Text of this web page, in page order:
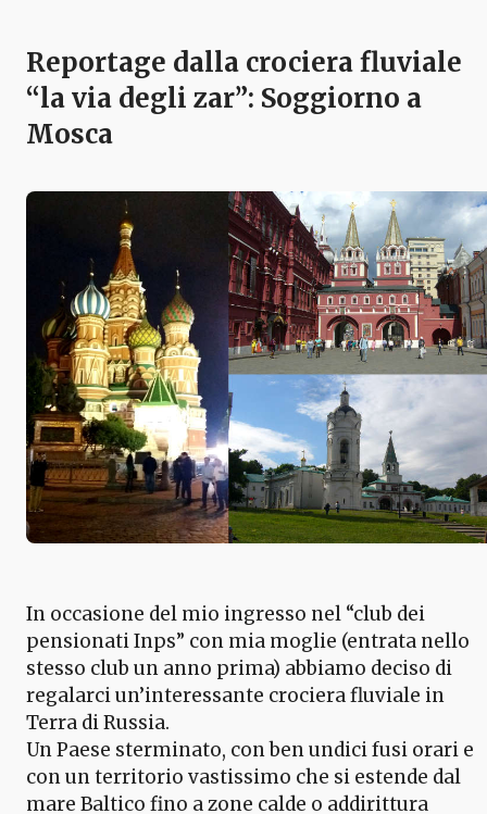
Reportage dalla crociera fluviale
“la via degli zar”: Soggiorno a
Mosca
In occasione del mio ingresso nel “club dei
pensionati Inps” con mia moglie (entrata nello
stesso club un anno prima) abbiamo deciso di
regalarci un’interessante crociera fluviale in
Terra di Russia.
Un Paese sterminato, con ben undici fusi orari e
con un territorio vastissimo che si estende dal
mare Baltico fino a zone calde o addirittura